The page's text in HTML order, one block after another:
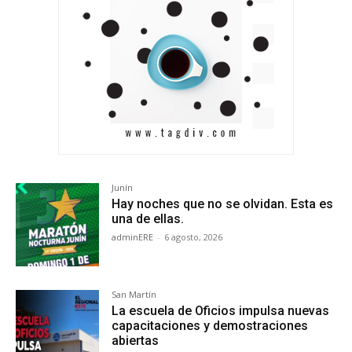
Junín
Hay noches que no se olvidan. Esta es
una de ellas.
adminERE - 6 agosto, 2026
San Martín
La escuela de Oficios impulsa nuevas
capacitaciones y demostraciones
abiertas